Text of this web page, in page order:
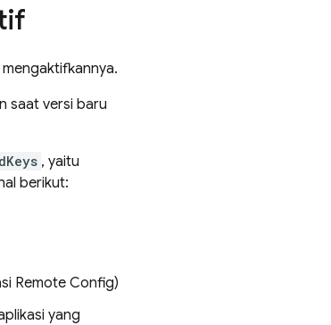
saat versi baru
, yaitu
berikut:
Remote Config)
yang